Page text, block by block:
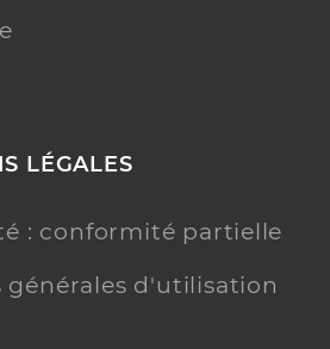
LÉGALES
: conformité partielle
générales d'utilisation